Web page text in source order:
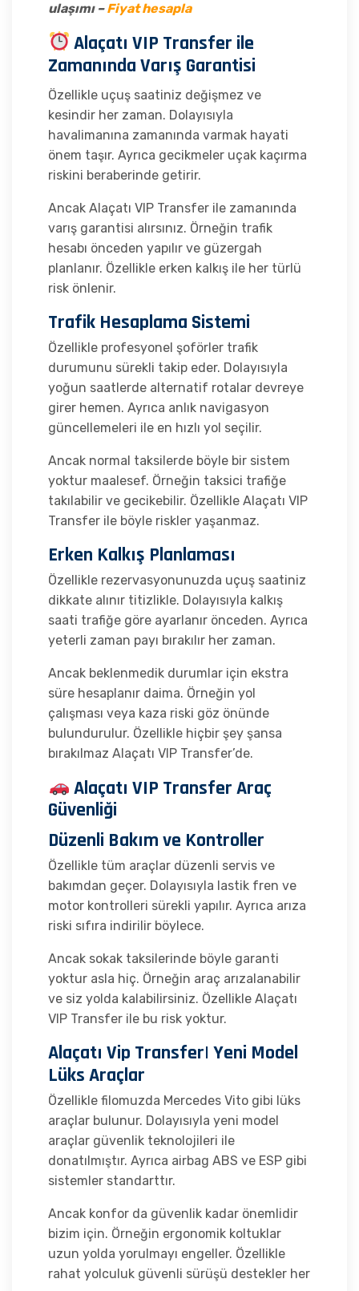
ulaşımı –Fiyat hesapla
Alaçatı VIP Transfer ile
Zamanında Varış Garantisi
Özellikle uçuş saatiniz değişmez ve
kesindir her zaman. Dolayısıyla
havalimanına zamanında varmak hayati
önem taşır. Ayrıca gecikmeler uçak kaçırma
riskini beraberinde getirir.
Ancak Alaçatı VIP Transfer ile zamanında
varış garantisi alırsınız. Örneğin trafik
hesabı önceden yapılır ve güzergah
planlanır. Özellikle erken kalkış ile her türlü
risk önlenir.
Trafik Hesaplama Sistemi
Özellikle profesyonel şoförler trafik
durumunu sürekli takip eder. Dolayısıyla
yoğun saatlerde alternatif rotalar devreye
girer hemen. Ayrıca anlık navigasyon
güncellemeleri ile en hızlı yol seçilir.
Ancak normal taksilerde böyle bir sistem
yoktur maalesef. Örneğin taksici trafiğe
takılabilir ve gecikebilir. Özellikle Alaçatı VIP
Transfer ile böyle riskler yaşanmaz.
Erken Kalkış Planlaması
Özellikle rezervasyonunuzda uçuş saatiniz
dikkate alınır titizlikle. Dolayısıyla kalkış
saati trafiğe göre ayarlanır önceden. Ayrıca
yeterli zaman payı bırakılır her zaman.
Ancak beklenmedik durumlar için ekstra
süre hesaplanır daima. Örneğin yol
çalışması veya kaza riski göz önünde
bulundurulur. Özellikle hiçbir şey şansa
bırakılmaz Alaçatı VIP Transfer’de.
Alaçatı VIP Transfer Araç
Güvenliği
Düzenli Bakım ve Kontroller
Özellikle tüm araçlar düzenli servis ve
bakımdan geçer. Dolayısıyla lastik fren ve
motor kontrolleri sürekli yapılır. Ayrıca arıza
riski sıfıra indirilir böylece.
Ancak sokak taksilerinde böyle garanti
yoktur asla hiç. Örneğin araç arızalanabilir
ve siz yolda kalabilirsiniz. Özellikle Alaçatı
VIP Transfer ile bu risk yoktur.
Alaçatı Vip Transfer| Yeni Model
Lüks Araçlar
Özellikle filomuzda Mercedes Vito gibi lüks
araçlar bulunur. Dolayısıyla yeni model
araçlar güvenlik teknolojileri ile
donatılmıştır. Ayrıca airbag ABS ve ESP gibi
sistemler standarttır.
Ancak konfor da güvenlik kadar önemlidir
bizim için. Örneğin ergonomik koltuklar
uzun yolda yorulmayı engeller. Özellikle
rahat yolculuk güvenli sürüşü destekler her